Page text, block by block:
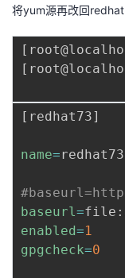
将yum源再改回
[
[
[ redhat73]
name=redhat73
baseurl =
enabled=1
gpgcheck=0